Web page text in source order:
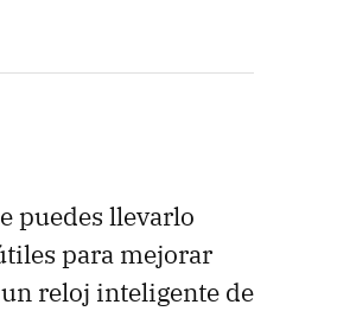
puedes llevarlo
para mejorar
reloj inteligente de